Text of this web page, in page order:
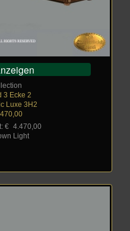
3 Ecke 2
Luxe 3H2
€ 4.470,00
Light